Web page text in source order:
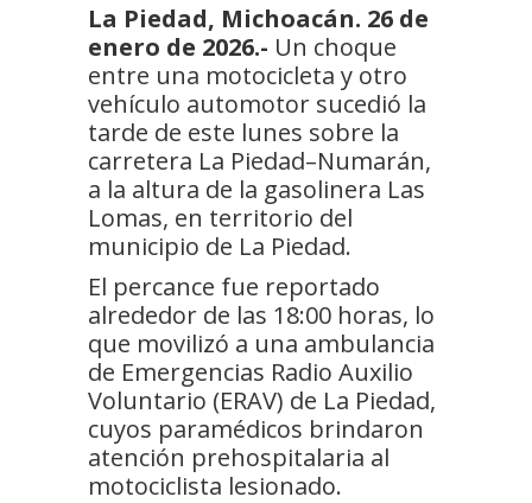
La Piedad, Michoacán. 26 de
enero de 2026.- Un choque
entre una motocicleta y otro
vehículo automotor sucedió la
tarde de este lunes sobre la
carretera La Piedad–Numarán,
a la altura de la gasolinera Las
Lomas, en territorio del
municipio de La Piedad.
El percance fue reportado
alrededor de las 18:00 horas, lo
que movilizó a una ambulancia
de Emergencias Radio Auxilio
Voluntario (ERAV) de La Piedad,
cuyos paramédicos brindaron
atención prehospitalaria al
motociclista lesionado.